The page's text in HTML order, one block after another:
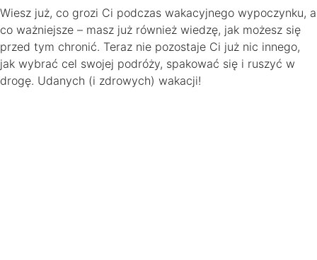
Wiesz już, co grozi Ci podczas wakacyjnego wypoczynku, a
co ważniejsze – masz już również wiedzę, jak możesz się
przed tym chronić. Teraz nie pozostaje Ci już nic innego,
jak wybrać cel swojej podróży, spakować się i ruszyć w
drogę. Udanych (i zdrowych) wakacji!